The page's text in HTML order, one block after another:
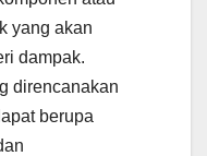
yang akan
dampak.
direncanakan
berupa